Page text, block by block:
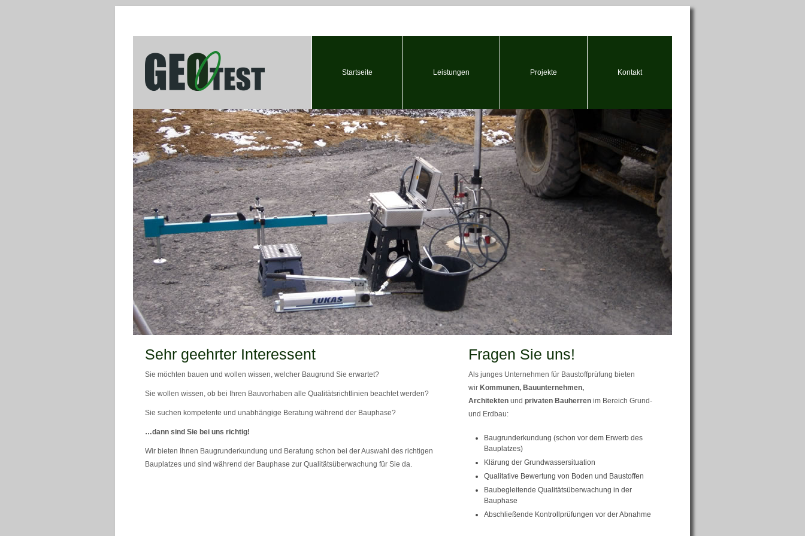
Startseite Leistungen Projekte Kontakt
Sehr geehrter Interessent
Sie möchten bauen und wollen wissen, welcher Baugrund Sie erwartet?
Sie wollen wissen, ob bei Ihren Bauvorhaben alle Qualitätsrichtlinien beachtet werden?
Sie suchen kompetente und unabhängige Beratung während der Bauphase?
…dann sind Sie bei uns richtig!
Wir bieten Ihnen Baugrunderkundung und Beratung schon bei der Auswahl des richtigen
Bauplatzes und sind während der Bauphase zur Qualitätsüberwachung für Sie da.
Fragen Sie uns!
Als junges Unternehmen für Baustoffprüfung bieten
wir Kommunen, Bauunternehmen,
Architekten und privaten Bauherren im Bereich Grund-
und Erdbau:
Baugrunderkundung (schon vor dem Erwerb des
Bauplatzes)
Klärung der Grundwassersituation
Qualitative Bewertung von Boden und Baustoffen
Baubegleitende Qualitätsüberwachung in der
Bauphase
Abschließende Kontrollprüfungen vor der Abnahme